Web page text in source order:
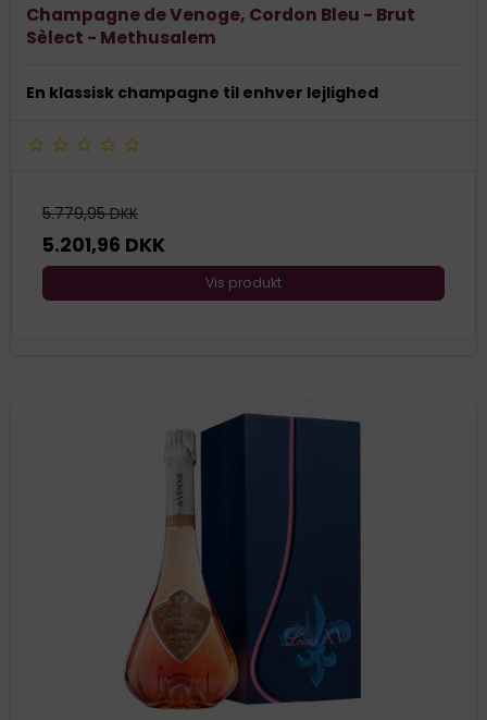
Champagne de Venoge, Cordon Bleu - Brut
Sèlect - Methusalem
En klassisk champagne til enhver lejlighed
5.779,95 DKK
5.201,96 DKK
Vis produkt